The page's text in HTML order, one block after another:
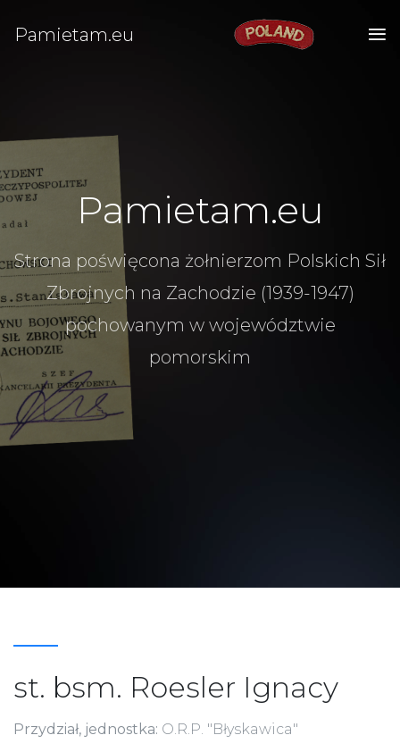
Pamietam.eu
Pamietam.eu
Strona poświęcona żołnierzom Polskich Sił
Zbrojnych na Zachodzie (1939-1947)
pochowanym w województwie
pomorskim
st. bsm. Roesler Ignacy
Przydział, jednostka: O.R.P. "Błyskawica"